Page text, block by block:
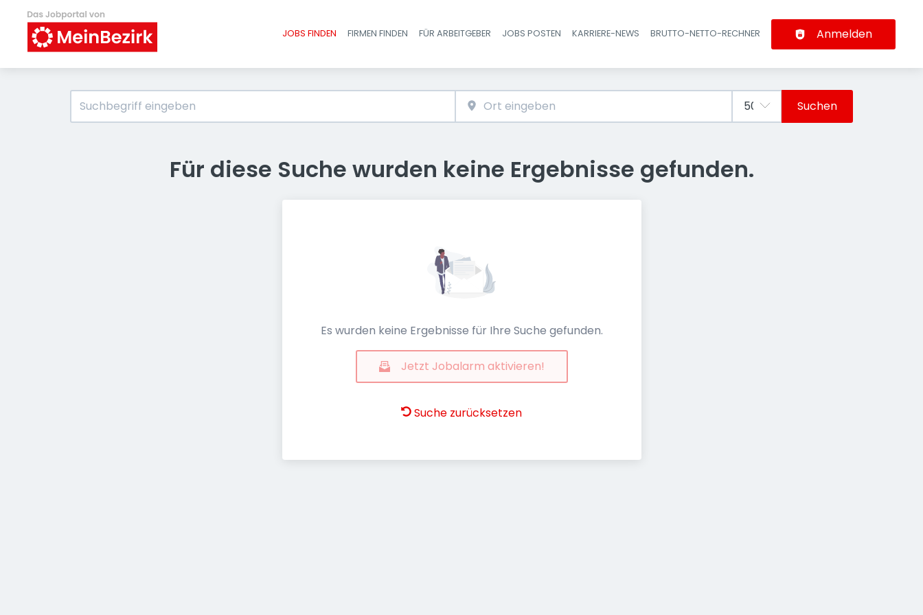
Haupt-Navigation
JOBS FINDEN FIRMEN FINDEN FÜR ARBEITGEBER JOBS POSTEN KARRIERE-NEWS BRUTTO-NETTO-RECHNER Anmelden
Suchen
Für diese Suche wurden keine Ergebnisse gefunden.
Es wurden keine Ergebnisse für Ihre Suche gefunden.
Jetzt Jobalarm aktivieren!
Suche zurücksetzen